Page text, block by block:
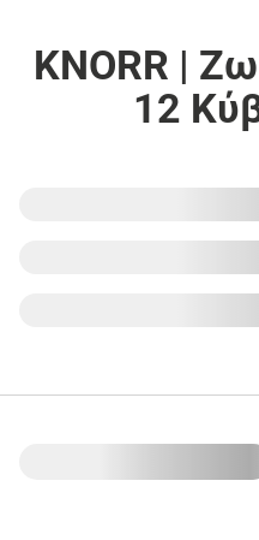
KNORR |
12